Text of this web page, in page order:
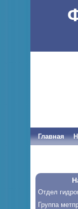
Главная
Отдел
Группа